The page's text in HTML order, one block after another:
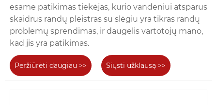
esame patikimas tiekėjas, kurio vandeniui atsparus
skaidrus randų pleistras su slėgiu yra tikras randų
problemų sprendimas, ir daugelis vartotojų mano,
kad jis yra patikimas.
Peržiūrėti daugiau >> Siųsti užklausą >>